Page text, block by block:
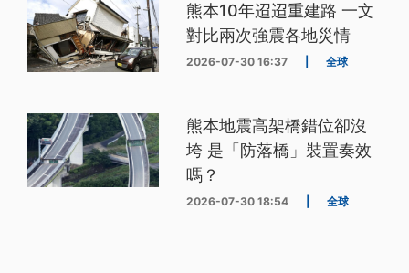
熊本10年迢迢重建路 一文
對比兩次強震各地災情
2026-07-30 16:37 全球
熊本地震高架橋錯位卻沒
垮 是「防落橋」裝置奏效
嗎？
2026-07-30 18:54 全球